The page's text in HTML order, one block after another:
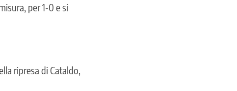
per 1-0 e si
ripresa di Cataldo,